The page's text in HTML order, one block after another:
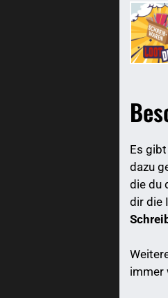
Es
dazu
die du
dir die
immer